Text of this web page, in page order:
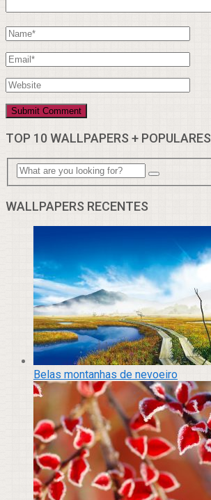
TOP 10 WALLPAPERS + POPULARES
WALLPAPERS RECENTES
Belas montanhas de nevoeiro